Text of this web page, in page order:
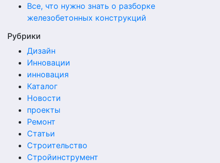
Все, что нужно знать о разборке
железобетонных конструкций
Рубрики
Дизайн
Инновации
инновация
Каталог
Новости
проекты
Ремонт
Статьи
Строительство
Стройинструмент